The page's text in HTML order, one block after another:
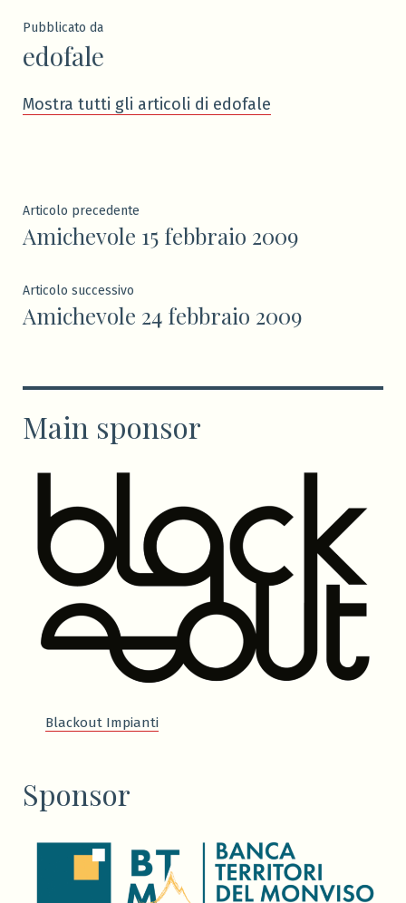
Pubblicato da
edofale
Mostra tutti gli articoli di edofale
Navigazione
articoli
Articolo precedente
precedente:
Amichevole 15 febbraio 2009
Articolo successivo
successivo:
Amichevole 24 febbraio 2009
Main sponsor
Blackout Impianti
Sponsor